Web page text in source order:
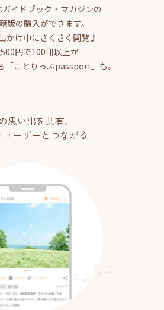
ガイドブック・マガジンの
版の購入ができます。
かけ中にさくさく閲覧♪
円で100冊以上が
「ことりっぷpassport」も。
思い出を共有、
ーザーとつながる